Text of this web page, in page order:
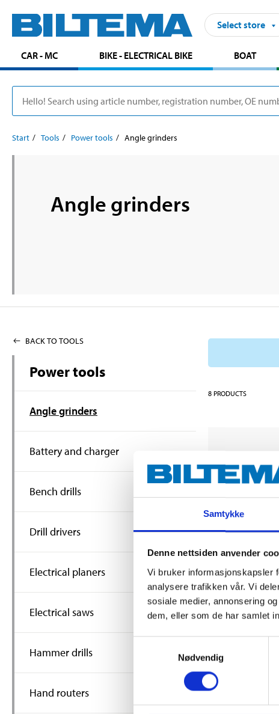
Samtykke
Denne nettsiden anvender
Vi bruker informasjonskapsler
analysere trafikken vår. Vi
sosiale medier, annonsering
dem, eller som de har samlet
Nødvendig
Select store
CAR - MC BIKE - ELECTRICAL BIKE BOAT
Start Tools Power tools Angle grinders
Angle grinders
BACK TO TOOLS
Power tools
Angle grinders
Battery and charger
Bench drills
Drill drivers
Electrical planers
Electrical saws
Hammer drills
Hand routers
8 PRODUCTS
299,-
115
18-624
66